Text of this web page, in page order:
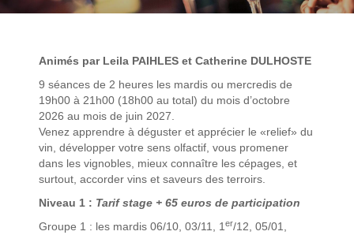
Animés par Leila PAIHLES et Catherine DULHOSTE
9 séances de 2 heures les mardis ou mercredis de
19h00 à 21h00 (18h00 au total) du mois d’octobre
2026 au mois de juin 2027.
Venez apprendre à déguster et apprécier le «relief» du
vin, développer votre sens olfactif, vous promener
dans les vignobles, mieux connaître les cépages, et
surtout, accorder vins et saveurs des terroirs.
Niveau 1 : Tarif stage + 65 euros de participation
Groupe 1 : les mardis 06/10, 03/11, 1er/12, 05/01,